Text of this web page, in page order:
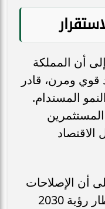
أن المملكة
قوي ومرن، قادر
المستدام.
المستثمرين
الاقتصاد
أن الإصلاحات
الاقتصادية التي انطلقت في إطار رؤية 2030